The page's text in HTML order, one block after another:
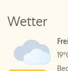
Wetter